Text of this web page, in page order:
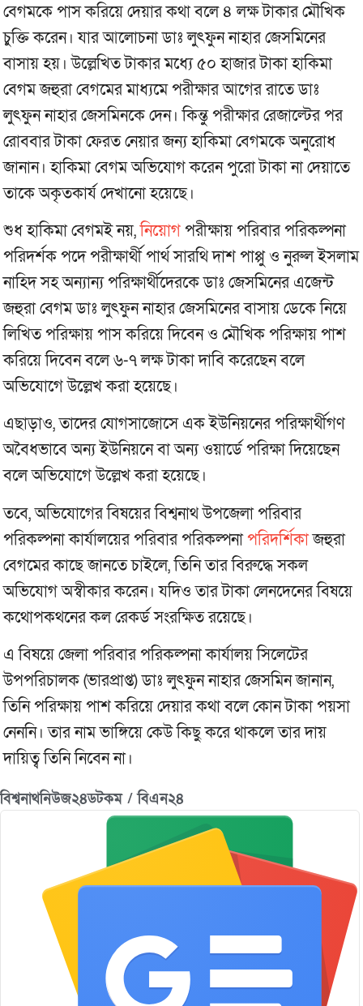
বেগমকে পাস করিয়ে দেয়ার কথা বলে ৪ লক্ষ টাকার মৌখিক
চুক্তি করেন। যার আলোচনা ডাঃ লুৎফুন নাহার জেসমিনের
বাসায় হয়। উল্লেখিত টাকার মধ্যে ৫০ হাজার টাকা হাকিমা
বেগম জহুরা বেগমের মাধ্যমে পরীক্ষার আগের রাতে ডাঃ
লুৎফুন নাহার জেসমিনকে দেন। কিন্তু পরীক্ষার রেজাল্টের পর
রোববার টাকা ফেরত নেয়ার জন্য হাকিমা বেগমকে অনুরোধ
জানান। হাকিমা বেগম অভিযোগ করেন পুরো টাকা না দেয়াতে
তাকে অকৃতকার্য দেখানো হয়েছে।
শুধ হাকিমা বেগমই নয়,নিয়োগপরীক্ষায় পরিবার পরিকল্পনা
পরিদর্শক পদে পরীক্ষার্থী পার্থ সারথি দাশ পাপ্পু ও নুরুল ইসলাম
নাহিদ সহ অন্যান্য পরিক্ষার্থীদেরকে ডাঃ জেসমিনের এজেন্ট
জহুরা বেগম ডাঃ লুৎফুন নাহার জেসমিনের বাসায় ডেকে নিয়ে
লিখিত পরিক্ষায় পাস করিয়ে দিবেন ও মৌখিক পরিক্ষায় পাশ
করিয়ে দিবেন বলে ৬-৭ লক্ষ টাকা দাবি করেছেন বলে
অভিযোগে উল্লেখ করা হয়েছে।
এছাড়াও, তাদের যোগসাজোসে এক ইউনিয়নের পরিক্ষার্থীগণ
অবৈধভাবে অন্য ইউনিয়নে বা অন্য ওয়ার্ডে পরিক্ষা দিয়েছেন
বলে অভিযোগে উল্লেখ করা হয়েছে।
তবে, অভিযোগের বিষয়ের বিশ্বনাথ উপজেলা পরিবার
পরিকল্পনা কার্যালয়ের পরিবার পরিকল্পনাপরিদর্শিকাজহুরা
বেগমের কাছে জানতে চাইলে, তিনি তার বিরুদ্ধে সকল
অভিযোগ অস্বীকার করেন। যদিও তার টাকা লেনদেনের বিষয়ে
কথোপকথনের কল রেকর্ড সংরক্ষিত রয়েছে।
এ বিষয়ে জেলা পরিবার পরিকল্পনা কার্যালয় সিলেটের
উপপরিচালক (ভারপ্রাপ্ত) ডাঃ লুৎফুন নাহার জেসমিন জানান,
তিনি পরিক্ষায় পাশ করিয়ে দেয়ার কথা বলে কোন টাকা পয়সা
নেননি। তার নাম ভাঙ্গিয়ে কেউ কিছু করে থাকলে তার দায়
দায়িত্ব তিনি নিবেন না।
বিশ্বনাথনিউজ২৪ডটকম / বিএন২৪